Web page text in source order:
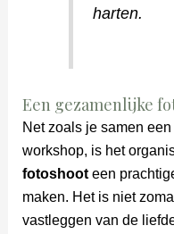
harten.
Een gezamenlijke
Net zoals je samen
workshop, is het
fotoshooteen
maken. Het is niet
vastleggen van de